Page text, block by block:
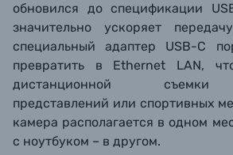
обновился до спецификации
значительно ускоряет
специальный адаптер USB-C
превратить в Ethernet LAN,
дистанционной съемки
представлений или спортивных
камера располагается в одном
с ноутбуком – в другом.